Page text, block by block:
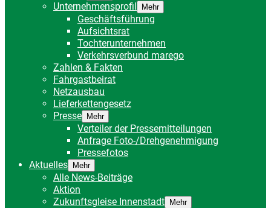
Unternehmensprofil Mehr
Geschäftsführung
Aufsichtsrat
Tochterunternehmen
Verkehrsverbund marego
Zahlen & Fakten
Fahrgastbeirat
Netzausbau
Lieferkettengesetz
Presse
Mehr
Verteiler der Pressemitteilungen
Anfrage Foto-/Drehgenehmigung
Pressefotos
Aktuelles
Mehr
Alle News-Beiträge
Aktion
Zukunftsgleise Innenstadt
Mehr